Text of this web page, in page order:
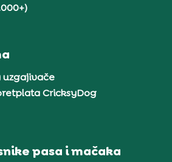
uzgajivače
CricksyDog
pasa i mačaka